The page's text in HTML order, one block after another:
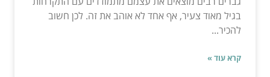
בגיל מאוד צעיר, אף אחד לא אוהב את זה. לכן חשוב
להכיר...
קרא עוד »